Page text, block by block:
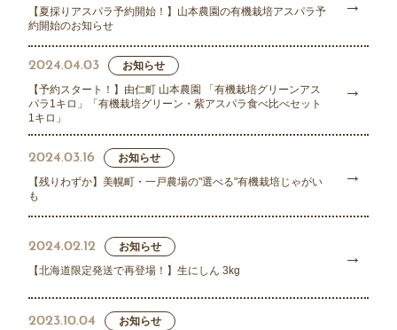
【夏採りアスパラ予約開始！】山本農園の有機栽培アスパラ予
約開始のお知らせ
2024.04.03
お知らせ
【予約スタート！】由仁町 山本農園 「有機栽培グリーンアス
パラ1キロ」「有機栽培グリーン・紫アスパラ食べ比べセット
1キロ」
2024.03.16
お知らせ
【残りわずか】美幌町・一戸農場の"選べる"有機栽培じゃがい
も
2024.02.12
お知らせ
【北海道限定発送で再登場！】生にしん 3kg
2023.10.04
お知らせ